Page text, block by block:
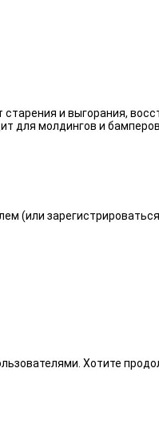
и выгорания,
для молдингов и
(или
Хотите